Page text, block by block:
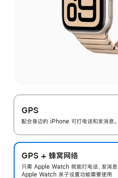
GPS
配合身边的 iPhone 可打电话和发消息。
GPS + 蜂窝网络
只需 Apple Watch 就能打电话、发消息
Apple Watch 亲子设置功能需要使用